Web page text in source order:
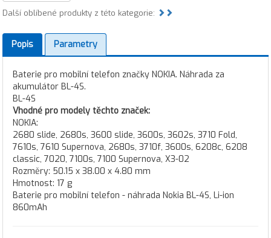
Další oblíbené produkty z této kategorie:
Popis Parametry
Baterie pro mobilní telefon značky NOKIA. Náhrada za
akumulátor BL-4S.
BL-4S
Vhodné pro modely těchto značek:
NOKIA:
2680 slide, 2680s, 3600 slide, 3600s, 3602s, 3710 Fold,
7610s, 7610 Supernova, 2680s, 3710f, 3600s, 6208c, 6208
classic, 7020, 7100s, 7100 Supernova, X3-02
Rozměry: 50.15 x 38.00 x 4.80 mm
Hmotnost: 17 g
Baterie pro mobilní telefon - náhrada Nokia BL-4S, Li-ion
860mAh